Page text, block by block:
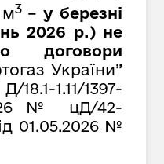
м3 – у березні
2026 р.) не
договори
України”
1.11/1397-
6
№ цД/42-
01.05.2026 №